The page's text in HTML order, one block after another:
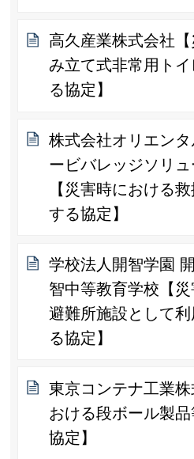
高久産業株式会社
み立て式非常用ト
る協定】
株式会社オリエン
ービバレッジソリ
【災害時における
する協定】
学校法人開智学園
智中等教育学校【
避難所施設として
る協定】
東京コンテナ工業
おける段ボール製
協定】